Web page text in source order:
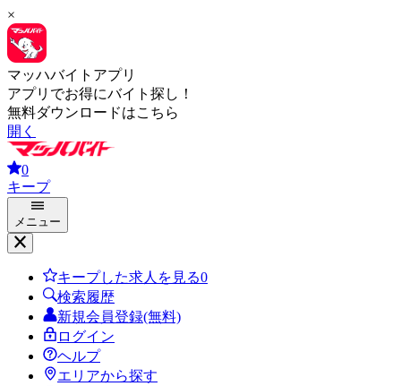
×
マッハバイトアプリ
アプリでお得にバイト探し！
無料ダウンロードはこちら
開く
0
キープ
メニュー
キープした求人を見る0
検索履歴
新規会員登録(無料)
ログイン
ヘルプ
エリアから探す